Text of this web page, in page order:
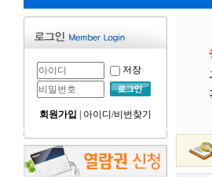
저장
회원가입 아이디/비번찾기